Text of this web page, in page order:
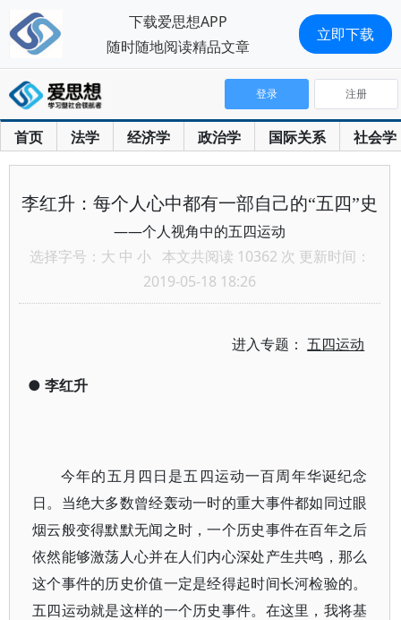
首页 法学 经济学 政治学 国际关系 社会学
登录 注册
李红升：每个人心中都有一部自己的“五四”史
——个人视角中的五四运动
选择字号： 大 中 小 本文共阅读 10362 次 更新时间：
2019-05-18 18:26
进入专题：五四运动
● 李红升
今年的五月四日是五四运动一百周年华诞纪念
日。当绝大多数曾经轰动一时的重大事件都如同过眼
烟云般变得默默无闻之时，一个历史事件在百年之后
依然能够激荡人心并在人们内心深处产生共鸣，那么
这个事件的历史价值一定是经得起时间长河检验的。
五四运动就是这样的一个历史事件。在这里，我将基
下载爱思想APP
随时随地阅读精品文章
立即下载